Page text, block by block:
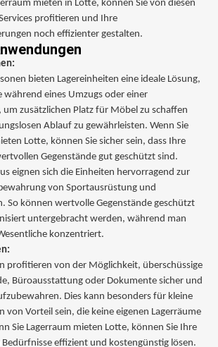
mieten in Lotte, können Sie von diesen
profitieren und Ihre
noch effizienter gestalten.
bieten Lagereinheiten eine ideale Lösung,
während eines Umzugs oder einer
um zusätzlichen Platz für Möbel zu schaffen
Ablauf zu gewährleisten. Wenn Sie
Lotte, können Sie sicher sein, dass Ihre
Gegenstände gut geschützt sind.
eignen sich die Einheiten hervorragend zur
von Sportausrüstung und
So können wertvolle Gegenstände geschützt
untergebracht werden, während man
konzentriert.
profitieren von der Möglichkeit, überschüssige
Büroausstattung oder Dokumente sicher und
Dies kann besonders für kleine
von Vorteil sein, die keine eigenen Lagerräume
Sie Lagerraum mieten Lotte, können Sie Ihre
Bedürfnisse effizient und kostengünstig lösen.